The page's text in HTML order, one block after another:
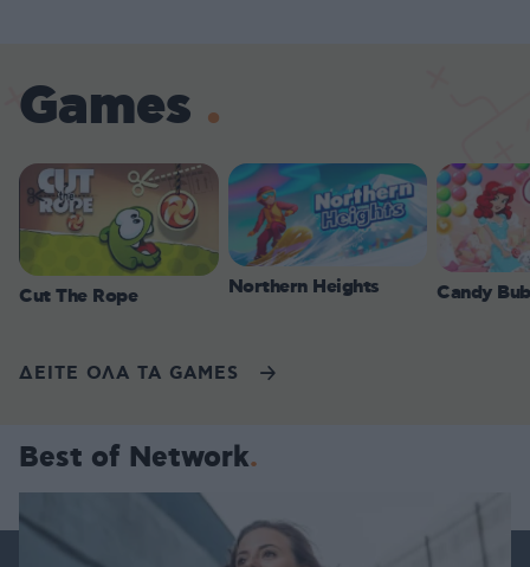
Games
Cut The Rope Northern Heights Candy
ΔΕΙΤΕ ΟΛΑ ΤΑ GAMES
Best of Network